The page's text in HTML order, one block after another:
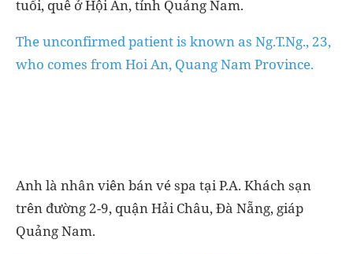
tuổi, quê ở Hội An, tỉnh Quảng Nam.
The unconfirmed patient is known as Ng.T.Ng., 23,
who comes from Hoi An, Quang Nam Province.
Anh là nhân viên bán vé spa tại P.A. Khách sạn
trên đường 2-9, quận Hải Châu, Đà Nẵng, giáp
Quảng Nam.